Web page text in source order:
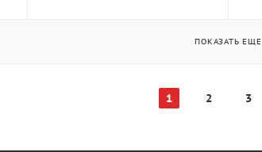
ПОКАЗАТЬ ЕЩЕ
1 2 3